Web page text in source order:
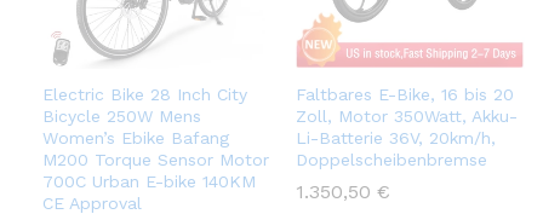
Electric Bike 28 Inch City
Bicycle 250W Mens
Women’s Ebike Bafang
M200 Torque Sensor Motor
700C Urban E-bike 140KM
CE Approval
Faltbares E-Bike, 16 bis 20
Zoll, Motor 350Watt, Akku-
Li-Batterie 36V, 20km/h,
Doppelscheibenbremse
1.350,50 €